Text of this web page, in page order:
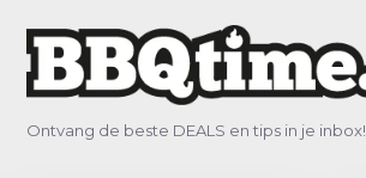
Ontvang de beste DEALS en tips in je inbox!